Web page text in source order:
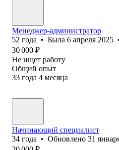
Менеджер-администратор
52 года • Была 6 апреля 2025
30 000 ₽
Не ищет работу
Общий опыт
33 года 4 месяца
Начинающий специалист
34 года • Обновлено 31